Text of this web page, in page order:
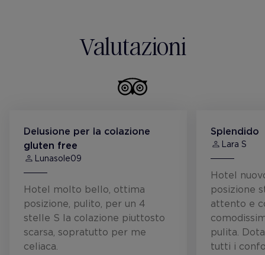
Valutazioni
Delusione per la colazione
gluten free
Lunasole09
Hotel molto bello, ottima
posizione, pulito, per un 4
stelle S la colazione piuttosto
scarsa, sopratutto per me
celiaca.
Splendido
Lara S
Hotel
posizione
attento e
pulita.
tutti i